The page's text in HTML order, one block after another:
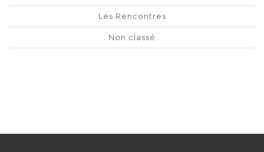
Les Rencontres
Non classé